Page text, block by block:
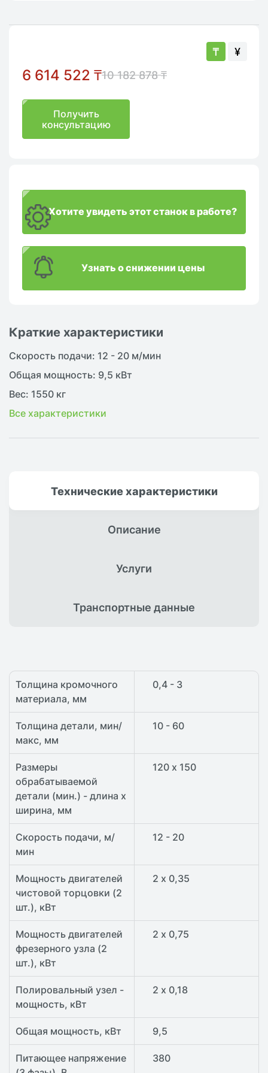
Краткие характеристики
Скорость подачи: 12 - 20 м/мин
Общая мощность: 9,5 кВт
Вес: 1550 кг
Все характеристики
₸ ¥
6 614 522 ₸10 182 878 ₸
Получить
консультацию
Хотите увидеть этот станок в работе?
Узнать о снижении цены
Техническиехарактеристики
Описание
Услуги
Транспортныеданные
Толщина кромочного
материала, мм
0,4 - 3
Толщина детали, мин/
макс, мм
10 - 60
Размеры
обрабатываемой
детали (мин.) - длина x
ширина, мм
120 х 150
Скорость подачи, м/
мин
12 - 20
Мощность двигателей
чистовой торцовки (2
шт.), кВт
2 х 0,35
Мощность двигателей
фрезерного узла (2
шт.), кВт
2 х 0,75
Полировальный узел -
мощность, кВт
2 х 0,18
Общая мощность, кВт 9,5
Питающее напряжение
380